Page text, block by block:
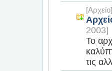
2003]
Το
τις